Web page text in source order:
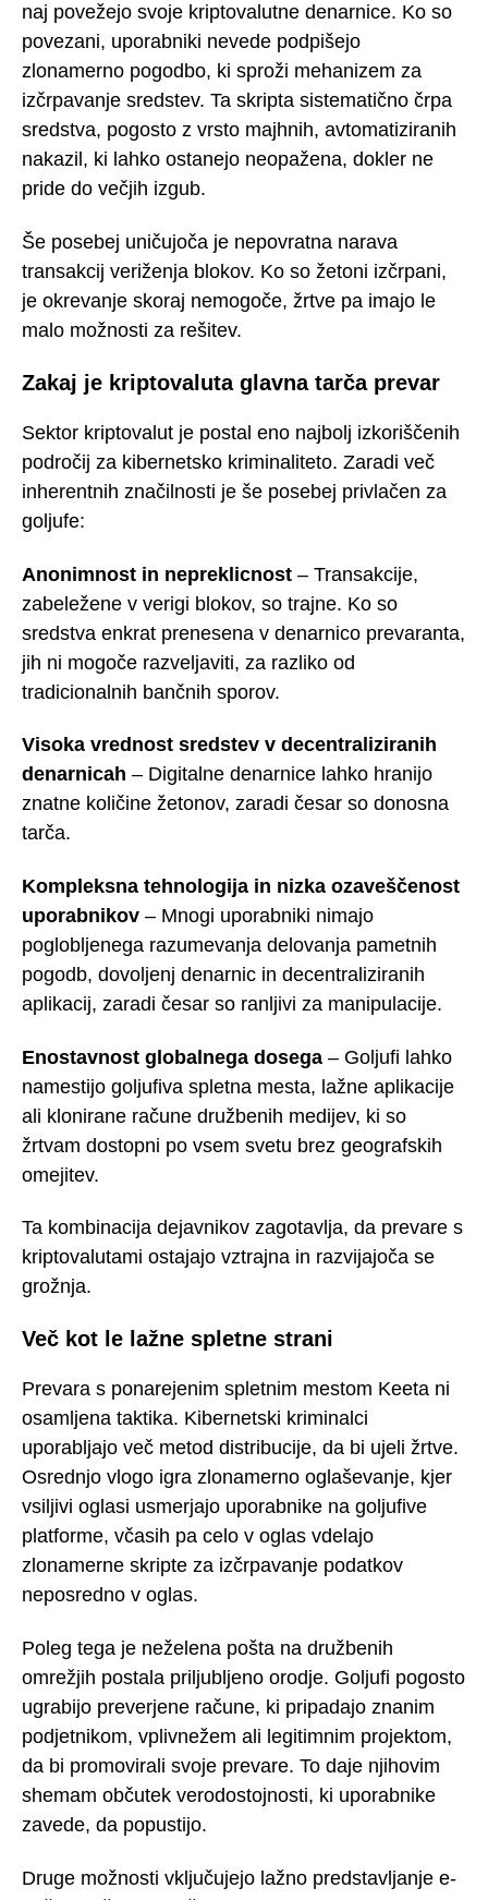
naj povežejo svoje kriptovalutne denarnice. Ko so
povezani, uporabniki nevede podpišejo
zlonamerno pogodbo, ki sproži mehanizem za
izčrpavanje sredstev. Ta skripta sistematično črpa
sredstva, pogosto z vrsto majhnih, avtomatiziranih
nakazil, ki lahko ostanejo neopažena, dokler ne
pride do večjih izgub.
Še posebej uničujoča je nepovratna narava
transakcij veriženja blokov. Ko so žetoni izčrpani,
je okrevanje skoraj nemogoče, žrtve pa imajo le
malo možnosti za rešitev.
Zakaj je kriptovaluta glavna tarča prevar
Sektor kriptovalut je postal eno najbolj izkoriščenih
področij za kibernetsko kriminaliteto. Zaradi več
inherentnih značilnosti je še posebej privlačen za
goljufe:
Anonimnost in nepreklicnost – Transakcije,
zabeležene v verigi blokov, so trajne. Ko so
sredstva enkrat prenesena v denarnico prevaranta,
jih ni mogoče razveljaviti, za razliko od
tradicionalnih bančnih sporov.
Visoka vrednost sredstev v decentraliziranih
denarnicah – Digitalne denarnice lahko hranijo
znatne količine žetonov, zaradi česar so donosna
tarča.
Kompleksna tehnologija in nizka ozaveščenost
uporabnikov – Mnogi uporabniki nimajo
poglobljenega razumevanja delovanja pametnih
pogodb, dovoljenj denarnic in decentraliziranih
aplikacij, zaradi česar so ranljivi za manipulacije.
Enostavnost globalnega dosega – Goljufi lahko
namestijo goljufiva spletna mesta, lažne aplikacije
ali klonirane račune družbenih medijev, ki so
žrtvam dostopni po vsem svetu brez geografskih
omejitev.
Ta kombinacija dejavnikov zagotavlja, da prevare s
kriptovalutami ostajajo vztrajna in razvijajoča se
grožnja.
Več kot le lažne spletne strani
Prevara s ponarejenim spletnim mestom Keeta ni
osamljena taktika. Kibernetski kriminalci
uporabljajo več metod distribucije, da bi ujeli žrtve.
Osrednjo vlogo igra zlonamerno oglaševanje, kjer
vsiljivi oglasi usmerjajo uporabnike na goljufive
platforme, včasih pa celo v oglas vdelajo
zlonamerne skripte za izčrpavanje podatkov
neposredno v oglas.
Poleg tega je neželena pošta na družbenih
omrežjih postala priljubljeno orodje. Goljufi pogosto
ugrabijo preverjene račune, ki pripadajo znanim
podjetnikom, vplivnežem ali legitimnim projektom,
da bi promovirali svoje prevare. To daje njihovim
shemam občutek verodostojnosti, ki uporabnike
zavede, da popustijo.
Druge možnosti vključujejo lažno predstavljanje e-